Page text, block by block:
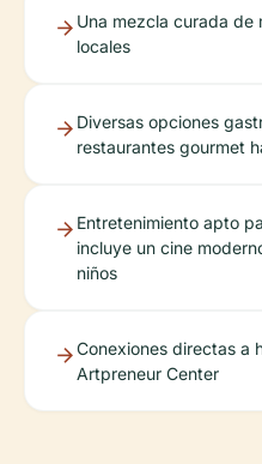
Una mezcla curada de
locales
Diversas opciones
restaurantes gourmet
Entretenimiento apto
incluye un cine
niños
Conexiones directas a
Artpreneur Center